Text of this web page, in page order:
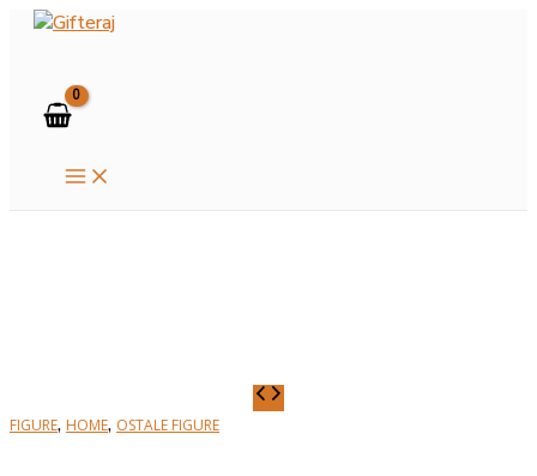
Skip
MENU
FIGURE, HOME, OSTALE FIGURE
SLON